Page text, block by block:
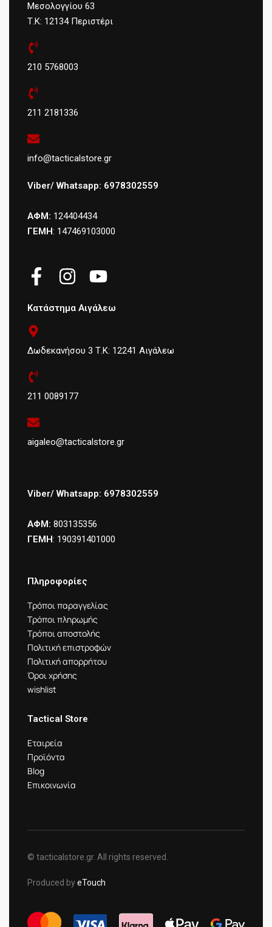
Μεσολογγίου 63
Τ.Κ: 12134 Περιστέρι
210 5768003
211 2181336
info@tacticalstore.gr
Viber/ Whatsapp: 6978302559
ΑΦΜ: 124404434
ΓΕΜΗ: 147469103000
Κατάστημα Αιγάλεω
Δωδεκανήσου 3 Τ.Κ: 12241 Αιγάλεω
211 0089177
aigaleo@tacticalstore.gr
Viber/ Whatsapp: 6978302559
ΑΦΜ: 803135356
ΓΕΜΗ: 190391401000
Πληροφορίες
Τρόποι παραγγελίας
Τρόποι πληρωμής
Τρόποι αποστολής
Πολιτική επιστροφών
Πολιτική απορρήτου
Όροι χρήσης
wishlist
Tactical Store
Εταιρεία
Προϊόντα
Blog
Επικοινωνία
© tacticalstore.gr. All rights reserved.
Produced byeTouch